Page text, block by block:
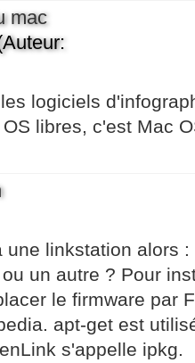
mac
logiciels
libres, c'est Mac
une linkstation alors
un autre ? Pour
le firmware par
apt-get est
s'appelle ipkg.